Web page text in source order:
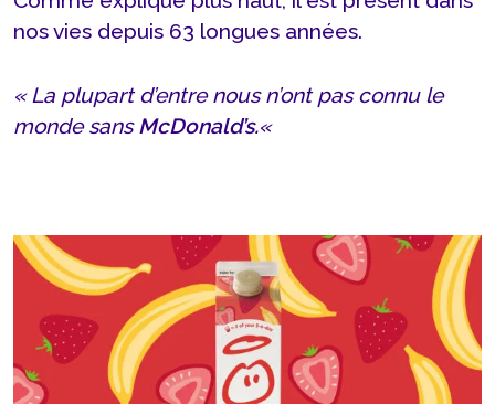
nos vies depuis 63 longues années.
« La plupart d’entre nous n’ont pas connu le
monde sansMcDonald’s.«